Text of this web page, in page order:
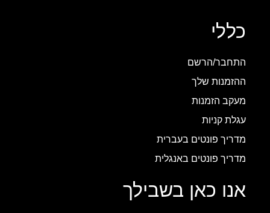
כללי
התחבר/הרשם
ההזמנות שלך
מעקב הזמנות
עגלת קניות
מדריך פונטים בעברית
מדריך פונטים באנגלית
אנו כאן בשבילך